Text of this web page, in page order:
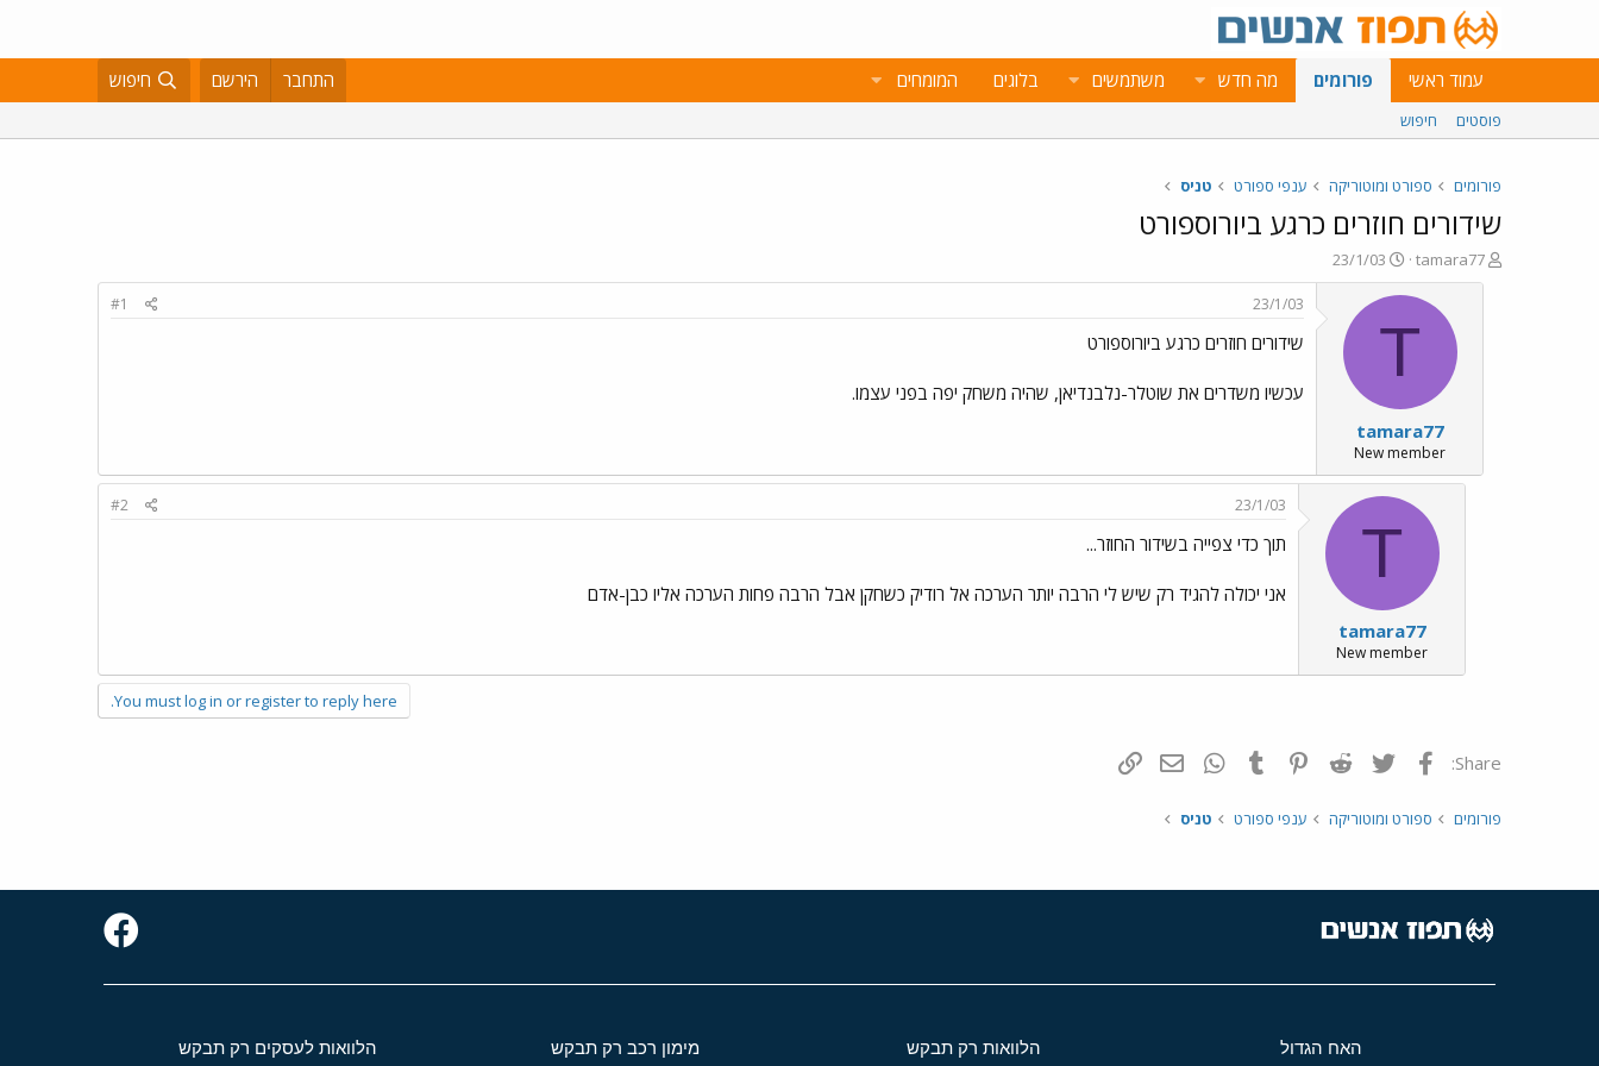
עמוד ראשי פורומים מה חדש משתמשים בלוגים המומחים התחבר הירשם חיפוש
פוסטים חיפוש
פורומים ספורט ומוטוריקה ענפי ספורט טניס
שידורים חוזרים כרגע ביורוספורט
פ
ו
tamara77
פ
ו
ר
א
ר
ך
23/1/03
T
tamara77
New member
23/1/03
#1
שידורים חוזרים כרגע ביורוספורט
עכשיו משדרים את שוטלר-נלבנדיאן, שהיה משחק יפה בפני עצמו.
T
tamara77
New member
23/1/03
#2
תוך כדי צפייה בשידור החוזר...
אני יכולה להגיד רק שיש לי הרבה יותר הערכה אל רודיק כשחקן אבל הרבה פחות הערכה אליו כבן-אדם
You must log in or register to reply here.
Share: פייסבוק Twitter
Reddit
Pinterest
Tumblr
WhatsAppדואר אלקטרוני
פורומים ספורט ומוטוריקה ענפי ספורט טניס
האח הגדול הלוואות רק תבקש מימון רכב רק תבקש הלוואות לעסקים רק תבקש